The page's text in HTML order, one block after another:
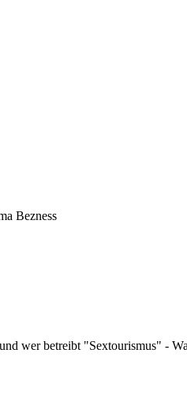
Bezness
wer betreibt "Sextourismus" -